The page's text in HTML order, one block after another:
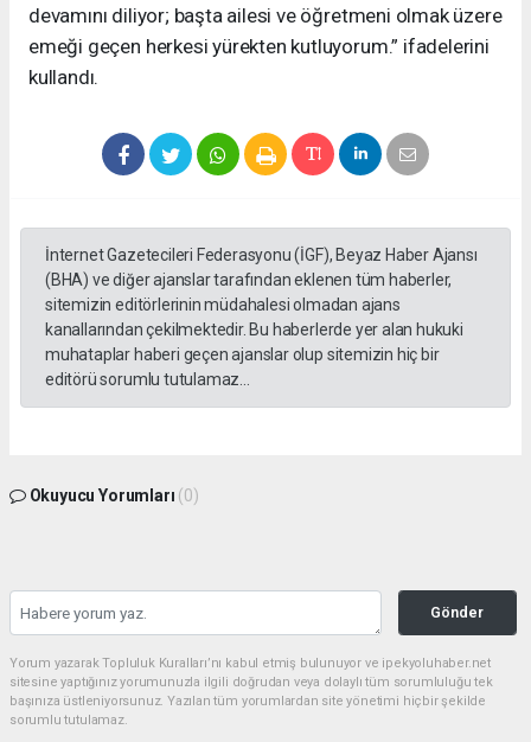
devamını diliyor; başta ailesi ve öğretmeni olmak üzere
emeği geçen herkesi yürekten kutluyorum.” ifadelerini
kullandı.
İnternet Gazetecileri Federasyonu (İGF), Beyaz Haber Ajansı
(BHA) ve diğer ajanslar tarafından eklenen tüm haberler,
sitemizin editörlerinin müdahalesi olmadan ajans
kanallarından çekilmektedir. Bu haberlerde yer alan hukuki
muhataplar haberi geçen ajanslar olup sitemizin hiç bir
editörü sorumlu tutulamaz...
Okuyucu Yorumları (0)
Gönder
Yorum yazarak Topluluk Kuralları’nı kabul etmiş bulunuyor ve ipekyoluhaber.net
sitesine yaptığınız yorumunuzla ilgili doğrudan veya dolaylı tüm sorumluluğu tek
başınıza üstleniyorsunuz. Yazılan tüm yorumlardan site yönetimi hiçbir şekilde
sorumlu tutulamaz.